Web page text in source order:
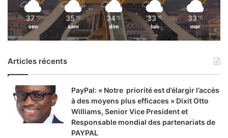
37 ℃
ven
35 ℃
sam
34 ℃
dim
33 ℃
lun
33 ℃
mar
Articles récents
PayPal: « Notre priorité est d’élargir l’accès
à des moyens plus efficaces » Dixit Otto
Williams, Senior Vice President et
Responsable mondial des partenariats de
PAYPAL